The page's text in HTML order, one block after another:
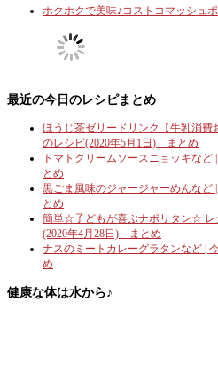
ホクホクで美味♪コストコマッシュ
最近の今日のレシピまとめ
ほうじ茶ゼリードリンク【牛乳消費
のレシピ(2020年5月1日) まとめ
トマトクリームソースニョッキな
とめ
黒ごま風味のジャージャーめんな
とめ
簡単☆子どもが喜ぶナポリタン☆ レ
(2020年4月28日) まとめ
ナスのミートカレーグラタンなど |
め
健康な体は水から♪